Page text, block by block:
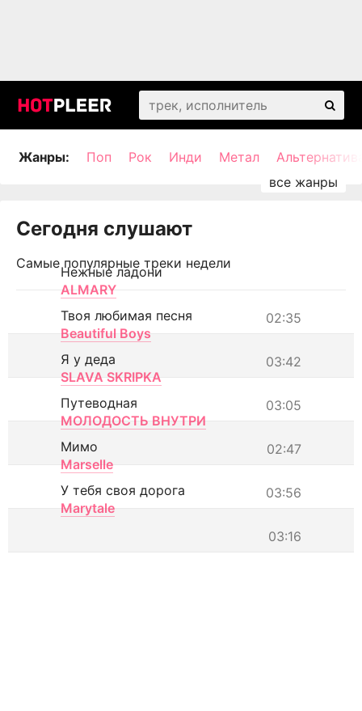
Жанры: Поп Рок Инди Метал
Сегодня слушают
Самые популярные треки недели
Нежные ладони
ALMARY
02:35
Твоя любимая песня
Beautiful Boys
03:42
Я у деда
SLAVA SKRIPKA
03:05
Путеводная
МОЛОДОСТЬ ВНУТРИ
02:47
Мимо
Marselle
03:56
У тебя своя дорога
Marytale
03:16